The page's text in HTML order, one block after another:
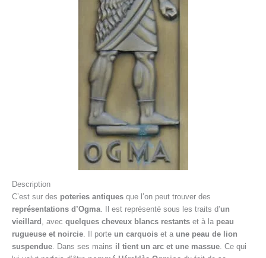
Description
C’est sur des poteries antiques que l’on peut trouver des
représentations d’Ogma . Il est représenté sous les traits d’un
vieillard , avec quelques cheveux blancs restants et à la peau
rugueuse et noircie . Il porte un carquois et a une peau de lion
suspendue . Dans ses mains il tient un arc et une massue . Ce qui